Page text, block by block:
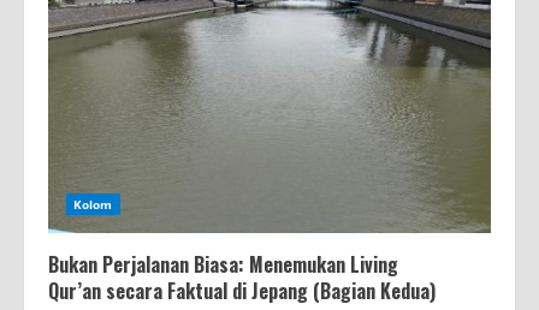
Kolom
Bukan Perjalanan Biasa: Menemukan Living
Qur’an secara Faktual di Jepang (Bagian Kedua)